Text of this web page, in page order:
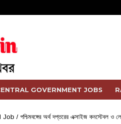
GOVERNMENT JOBS
Job / পশ্চিমবঙ্গের অর্থ দপ্তরের এক্সাইজ কনস্টেবল